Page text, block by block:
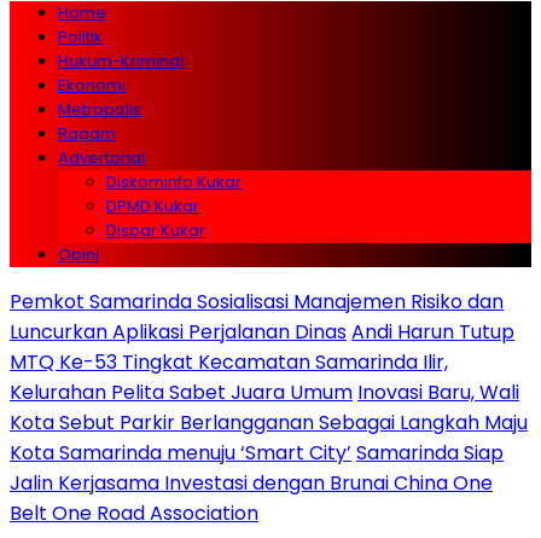
Home
Politik
Hukum-Kriminal
Ekonomi
Metropolis
Ragam
Advertorial
Diskominfo Kukar
DPMD Kukar
Dispar Kukar
Opini
Pemkot Samarinda Sosialisasi Manajemen Risiko dan
Luncurkan Aplikasi Perjalanan DinasAndi Harun Tutup
MTQ Ke-53 Tingkat Kecamatan Samarinda Ilir,
Kelurahan Pelita Sabet Juara Umum Inovasi Baru, Wali
Kota Sebut Parkir Berlangganan Sebagai Langkah Maju
Kota Samarinda menuju ‘Smart City’ Samarinda Siap
Jalin Kerjasama Investasi dengan Brunai China One
Belt One Road Association